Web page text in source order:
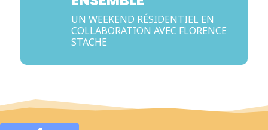
UN WEEKEND RÉSIDENTIEL EN
COLLABORATION AVEC FLORENCE
STACHE